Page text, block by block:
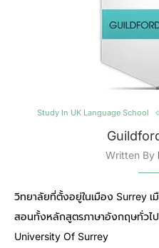
Study In UK Language School
Written By
วิทยาลัยที่ตั้งอยู่ในเมือง Surrey
สอนทั้งหลักสูตรภาษาอังกฤษทั่วไ
University Of Surrey